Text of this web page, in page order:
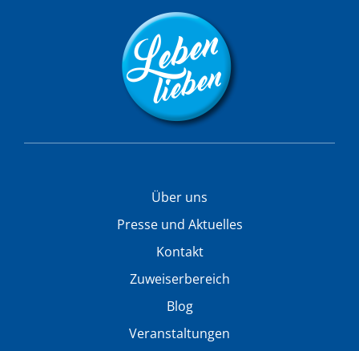
Über uns
Presse und Aktuelles
Kontakt
Zuweiserbereich
Blog
Veranstaltungen